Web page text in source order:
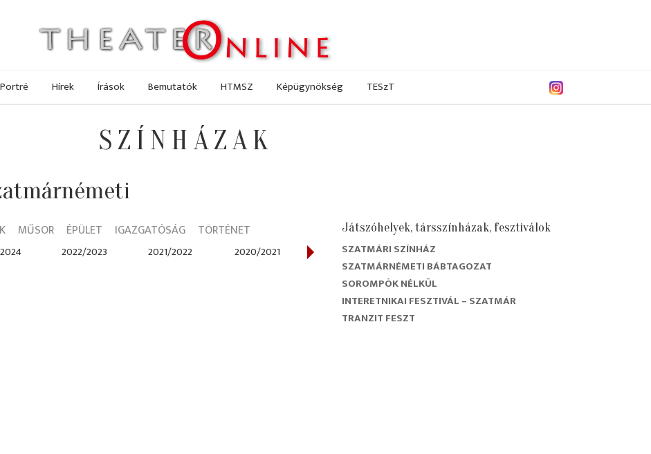
Portré Hírek Írások Bemutatók HTMSZ Képügynökség TESzT
SZÍNHÁZAK
MŰSOR ÉPÜLET IGAZGATÓSÁG TÖRTÉNET
2022/2023 2021/2022 2020/2021 2019/2020 2018/2019
Játszóhelyek, társszínházak, fesztiválok
SZATMÁRI SZÍNHÁZ
SZATMÁRNÉMETI BÁBTAGOZAT
SOROMPÓK NÉLKÜL
INTERETNIKAI FESZTIVÁL – SZATMÁR
TRANZIT FESZT